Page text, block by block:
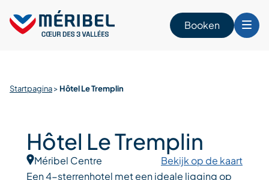
content
Booken
Startpagina> Hôtel Le Tremplin
Hôtel Le Tremplin
Méribel Centre
Bekijk op de kaart
Een 4-sterrenhotel met een ideale ligging op